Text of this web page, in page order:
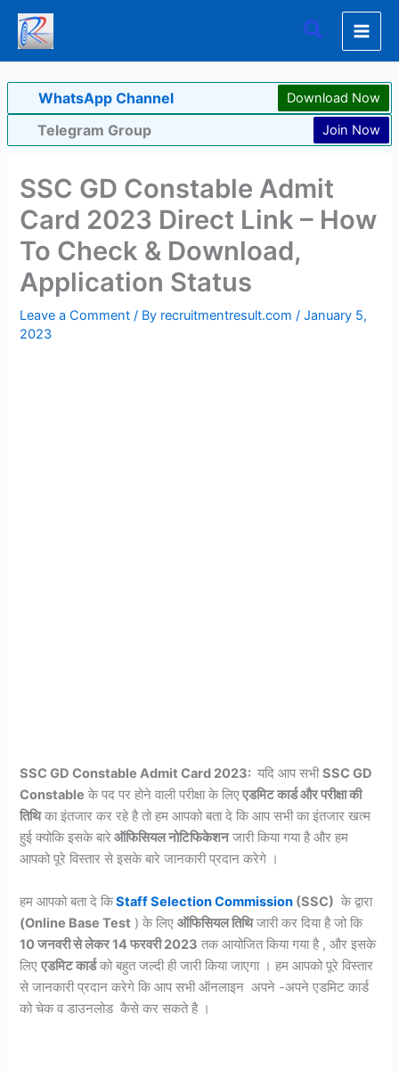
Skip
content
Search
WhatsApp Channel Download Now
Telegram Group Join Now
SSC GD Constable Admit
Card 2023 Direct Link – How
To Check & Download,
Application Status
Leave a Comment / By recruitmentresult.com/January 5,
2023
SSC GD Constable Admit Card 2023: यदि आप सभीSSC GD
Constable के पद पर होने वाली परीक्षा के लिएएडमिट कार्ड और परीक्षा की
तिथिका इंतजार कर रहे है तो हम आपको बता दे कि आप सभी का इंतजार खत्म
हुई क्योकि इसके बारेऑफिसियल नोटिफिकेशनजारी किया गया है और हम
आपको पूरे विस्तार से इसके बारे जानकारी प्रदान करेगे ।
हम आपको बता दे किStaff Selection Commission (SSC) के द्वारा
(Online Base Test ) के लिएऑफिसियल तिथिजारी कर दिया है जो कि
10 जनवरी से लेकर 14 फरवरी 2023 तक आयोजित किया गया है , और इसके
लिएएडमिट कार्डको बहुत जल्दी ही जारी किया जाएगा । हम आपको पूरे विस्तार
से जानकारी प्रदान करेगे कि आप सभी ऑनलाइन अपने -अपने एडमिट कार्ड
को चेक व डाउनलोड कैसे कर सकते है ।